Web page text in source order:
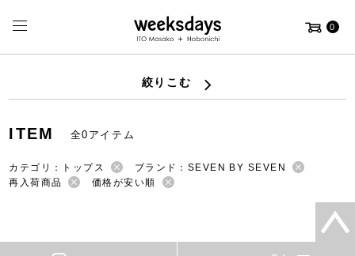
0
絞りこむ
ITEM 全0アイテム
カテゴリ：トップス
ブランド：SEVEN BY SEVEN
再入荷商品
価格が安い順